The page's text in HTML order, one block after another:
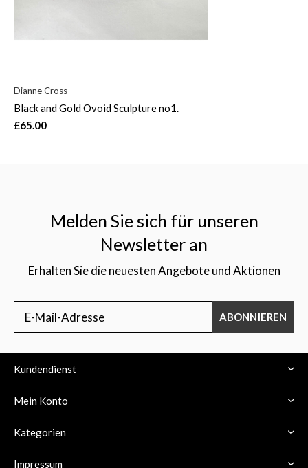
Dianne Cross
Black and Gold Ovoid Sculpture no1.
£65.00
Melden Sie sich für unseren
Newsletter an
Erhalten Sie die neuesten Angebote und Aktionen
ABONNIEREN
Kundendienst
Mein Konto
Kategorien
Impressum